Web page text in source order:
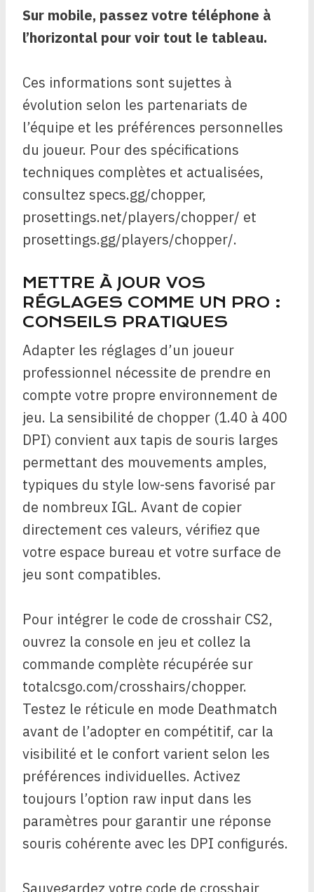
Sur mobile, passez votre téléphone à
l’horizontal pour voir tout le tableau.
Ces informations sont sujettes à
évolution selon les partenariats de
l’équipe et les préférences personnelles
du joueur. Pour des spécifications
techniques complètes et actualisées,
consultez specs.gg/chopper,
prosettings.net/players/chopper/ et
prosettings.gg/players/chopper/.
METTRE À JOUR VOS
RÉGLAGES COMME UN PRO :
CONSEILS PRATIQUES
Adapter les réglages d’un joueur
professionnel nécessite de prendre en
compte votre propre environnement de
jeu. La sensibilité de chopper (1.40 à 400
DPI) convient aux tapis de souris larges
permettant des mouvements amples,
typiques du style low-sens favorisé par
de nombreux IGL. Avant de copier
directement ces valeurs, vérifiez que
votre espace bureau et votre surface de
jeu sont compatibles.
Pour intégrer le code de crosshair CS2,
ouvrez la console en jeu et collez la
commande complète récupérée sur
totalcsgo.com/crosshairs/chopper.
Testez le réticule en mode Deathmatch
avant de l’adopter en compétitif, car la
visibilité et le confort varient selon les
préférences individuelles. Activez
toujours l’option raw input dans les
paramètres pour garantir une réponse
souris cohérente avec les DPI configurés.
Sauvegardez votre code de crosshair